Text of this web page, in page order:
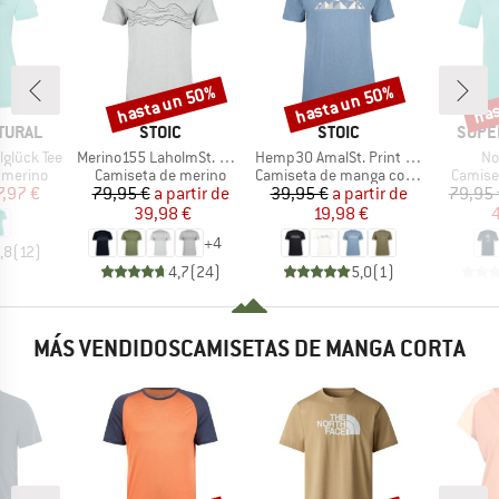
Tee
reducido
€
(12)
MARCA
STOIC
Artículo
Merino155 LaholmSt. Print T-Shirt Lines
Product group
Camiseta de merino
Precio
79,95 € Precio reducido
a partir de
39,98 €
+4
4,7(24)
Descuento
hasta un 50%
MARCA
STOIC
Artículo
Hemp30 AmalSt. Print Tee
Product group
Camiseta de manga corta
Precio
39,95 € Precio reducido
a partir de
19,98 €
5,0(1 )
Descuento
hasta un 50%
79,95
MÁS VENDIDOSCAMISETAS DE MANGA CORTA